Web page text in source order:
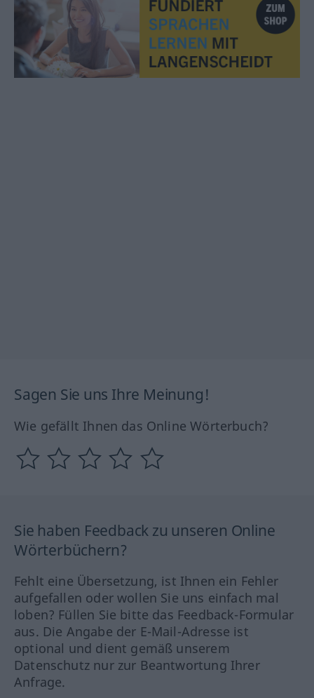
Sagen Sie uns Ihre Meinung!
Wie gefällt Ihnen das Online Wörterbuch?
Sie haben Feedback zu unseren Online
Wörterbüchern?
Fehlt eine Übersetzung, ist Ihnen ein Fehler
aufgefallen oder wollen Sie uns einfach mal
loben? Füllen Sie bitte das Feedback-Formular
aus. Die Angabe der E-Mail-Adresse ist
optional und dient gemäß unserem
Datenschutz nur zur Beantwortung Ihrer
Anfrage.